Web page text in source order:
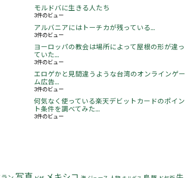
モルドバに生きる人たち
3件のビュー
アルバニアにはトーチカが残っている...
3件のビュー
ヨーロッパの教会は場所によって屋根の形が違っ
ていた...
3件のビュー
エロゲかと見間違うような台湾のオンラインゲー
ム広告...
3件のビュー
何気なく使っている楽天デビットカードのポイン
ト条件を調べてみた...
3件のビュー